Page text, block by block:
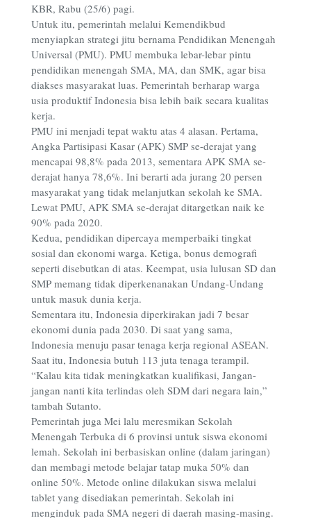
KBR, Rabu (25/6) pagi.
Untuk itu, pemerintah melalui Kemendikbud
menyiapkan strategi jitu bernama Pendidikan Menengah
Universal (PMU). PMU membuka lebar-lebar pintu
pendidikan menengah SMA, MA, dan SMK, agar bisa
diakses masyarakat luas. Pemerintah berharap warga
usia produktif Indonesia bisa lebih baik secara kualitas
kerja.
PMU ini menjadi tepat waktu atas 4 alasan. Pertama,
Angka Partisipasi Kasar (APK) SMP se-derajat yang
mencapai 98,8% pada 2013, sementara APK SMA se-
derajat hanya 78,6%. Ini berarti ada jurang 20 persen
masyarakat yang tidak melanjutkan sekolah ke SMA.
Lewat PMU, APK SMA se-derajat ditargetkan naik ke
90% pada 2020.
Kedua, pendidikan dipercaya memperbaiki tingkat
sosial dan ekonomi warga. Ketiga, bonus demografi
seperti disebutkan di atas. Keempat, usia lulusan SD dan
SMP memang tidak diperkenanakan Undang-Undang
untuk masuk dunia kerja.
Sementara itu, Indonesia diperkirakan jadi 7 besar
ekonomi dunia pada 2030. Di saat yang sama,
Indonesia menuju pasar tenaga kerja regional ASEAN.
Saat itu, Indonesia butuh 113 juta tenaga terampil.
“Kalau kita tidak meningkatkan kualifikasi, Jangan-
jangan nanti kita terlindas oleh SDM dari negara lain,”
tambah Sutanto.
Pemerintah juga Mei lalu meresmikan Sekolah
Menengah Terbuka di 6 provinsi untuk siswa ekonomi
lemah. Sekolah ini berbasiskan online (dalam jaringan)
dan membagi metode belajar tatap muka 50% dan
online 50%. Metode online dilakukan siswa melalui
tablet yang disediakan pemerintah. Sekolah ini
menginduk pada SMA negeri di daerah masing-masing.